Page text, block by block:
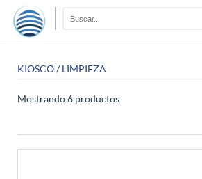
KIOSCO/ LIMPIEZA
Mostrando 6 productos